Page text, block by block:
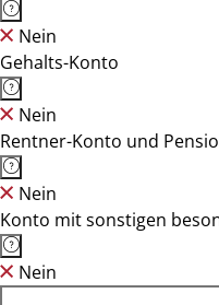
Nein
Gehalts-Konto
Nein
Rentner-Konto und
Nein
Konto mit sonstigen
Nein